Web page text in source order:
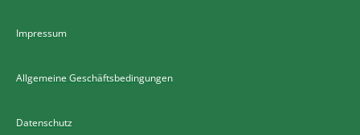
Impressum
Allgemeine Geschäftsbedingungen
Datenschutz